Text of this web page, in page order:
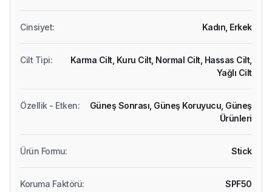
Cinsiyet: Kadın, Erkek
Cilt Tipi: Karma Cilt, Kuru Cilt, Normal Cilt, Hassas Cilt,
Yağlı Cilt
Özellik - Etken: Güneş Sonrası, Güneş Koruyucu, Güneş
Ürünleri
Ürün Formu: Stick
Koruma Faktörü: SPF50